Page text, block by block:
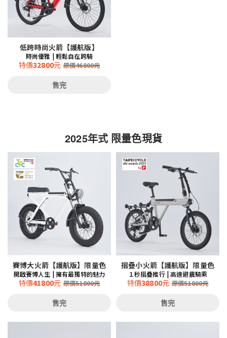
低跨時尚火箭【護航版】
時尚優雅 | 輕鬆自在跨騎
特價32800元 原價46800元
售完
2025年式 限量色現貨
賽博大火箭【護航版】限量色
開啟賽博人生 | 擁有最獨特的魅力
特價41800元 原價51800元
售完
摺疊小火箭【護航版】限量色
１秒摺疊推行 | 高速避震騎乘
特價38800元 原價51800元
售完